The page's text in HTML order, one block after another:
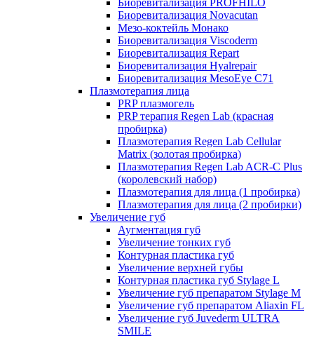
Биоревитализация PROFHILO
Биоревитализация Novacutan
Мезо-коктейль Монако
Биоревитализация Viscoderm
Биоревитализация Repart
Биоревитализация Hyalrepair
Биоревитализация MesoEye C71
Плазмотерапия лица
PRP плазмогель
PRP терапия Regen Lab (красная
пробирка)
Плазмотерапия Regen Lab Cellular
Matrix (золотая пробирка)
Плазмотерапия Regen Lab ACR-C Plus
(королевский набор)
Плазмотерапия для лица (1 пробирка)
Плазмотерапия для лица (2 пробирки)
Увеличение губ
Аугментация губ
Увеличение тонких губ
Контурная пластика губ
Увеличение верхней губы
Контурная пластика губ Stylage L
Увеличение губ препаратом Stylage M
Увеличение губ препаратом Aliaxin FL
Увеличение губ Juvederm ULTRA
SMILE